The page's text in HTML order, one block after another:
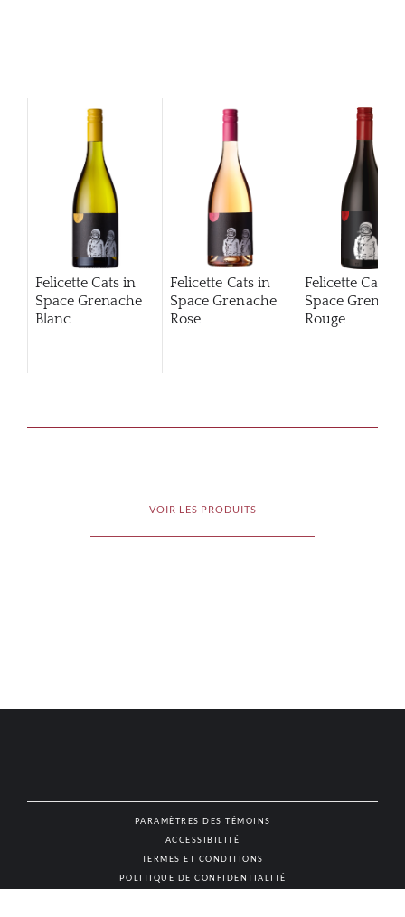
Felicette Cats in
Space Grenache
Blanc
Felicette Cats in
Space Grenache
Rose
Felicette Cats in
Space
Rouge
VOIR LES PRODUITS
PARAMÈTRES DES TÉMOINS
ACCESSIBILITÉ
TERMES ET CONDITIONS
POLITIQUE DE CONFIDENTIALITÉ